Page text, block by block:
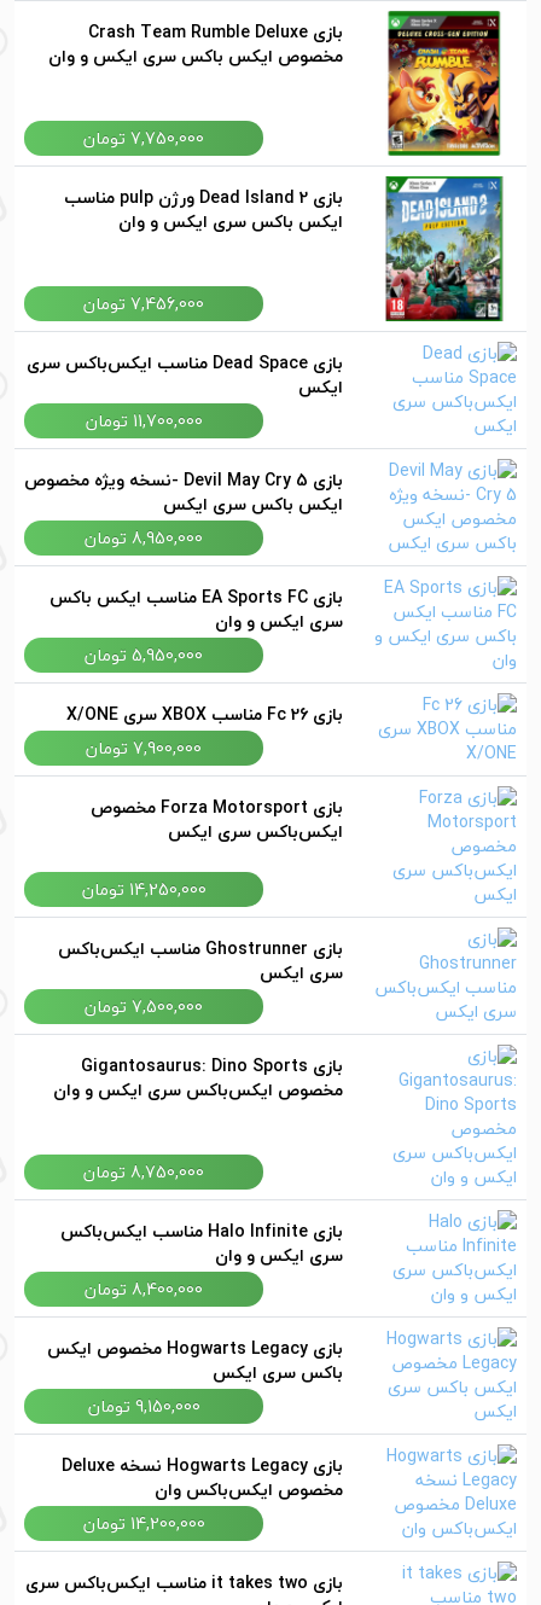
بازی Crash Team Rumble Deluxe
مخصوص ایکس باکس سری ایکس و وان
7,750,000 تومان
بازی Dead Island 2 ورژن pulp مناسب
ایکس باکس سری ایکس و وان
7,456,000 تومان
بازی Dead Space مناسب ایکس‌باکس سری
ایکس
11,700,000 تومان
بازی Devil May Cry 5 -نسخه ویژه مخصوص
ایکس باکس سری ایکس
8,950,000 تومان
بازی EA Sports FC مناسب ایکس باکس
سری ایکس و وان
5,950,000 تومان
بازی Fc 26 مناسب XBOX سری X/ONE
7,900,000 تومان
بازی Forza Motorsport مخصوص
ایکس‌باکس سری ایکس
14,250,000 تومان
بازی Ghostrunner مناسب ایکس‌باکس
سری ایکس
7,500,000 تومان
بازی Gigantosaurus: Dino Sports
مخصوص ایکس‌باکس سری ایکس و وان
8,750,000 تومان
بازی Halo Infinite مناسب ایکس‌باکس
سری ایکس و وان
8,400,000 تومان
بازی Hogwarts Legacy مخصوص ایکس
باکس سری ایکس
9,150,000 تومان
بازی Hogwarts Legacy نسخه Deluxe
مخصوص ایکس‌باکس وان
14,200,000 تومان
بازی it takes two مناسب ایکس‌باکس سری